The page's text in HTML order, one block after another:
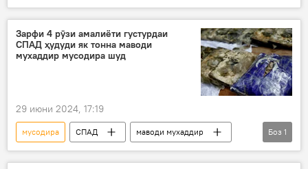
маводи мухаддир
кӯкнор амалиёт
Зарфи 4 рӯзи амалиёти густурдаи
СПАД ҳудуди як тонна маводи
мухаддир мусодира шуд
29 июни 2024, 17:19
мусодира СПАД
маводи мухаддир
амалиёт
Боз 1